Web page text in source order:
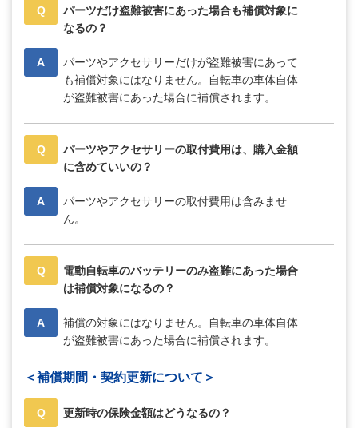
Q
パーツだけ盗難被害にあった場合も補償対象に
なるの？
A
パーツやアクセサリーだけが盗難被害にあって
も補償対象にはなりません。自転車の車体自体
が盗難被害にあった場合に補償されます。
Q
パーツやアクセサリーの取付費用は、購入金額
に含めていいの？
A
パーツやアクセサリーの取付費用は含みませ
ん。
Q
電動自転車のバッテリーのみ盗難にあった場合
は補償対象になるの？
A
補償の対象にはなりません。自転車の車体自体
が盗難被害にあった場合に補償されます。
＜補償期間・契約更新について＞
Q 更新時の保険金額はどうなるの？